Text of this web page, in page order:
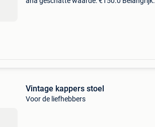
Vintage kappers stoel
Voor de liefhebbers